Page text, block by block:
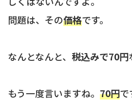
問題は、その価格です。
なんとなんと、 税込みで70円
もう一度言いますね。 70円で